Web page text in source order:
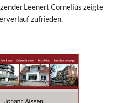
Leenert Cornelius zeigte
zufrieden.